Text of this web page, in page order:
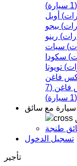
(
1 سيارة)
) أوبل
) بيجو
) رينو
) سيات
) سكودا
) تويوتا
فاغن
فاغن (
7
(
1 سيارة)
سيارة مع سائق
طنجة
تسجيل الدخول
تأجير